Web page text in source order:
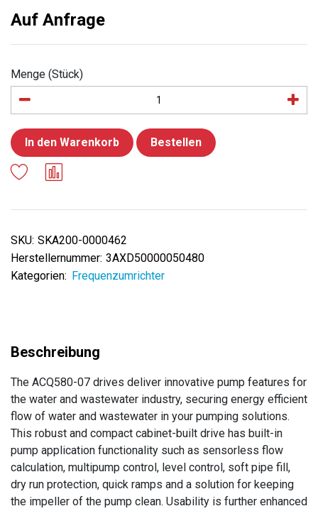
Auf Anfrage
Menge (Stück)
In den Warenkorb Bestellen
SKU: SKA200-0000462
Herstellernummer: 3AXD50000050480
Kategorien: Frequenzumrichter
The ACQ580-07 drives deliver innovative pump features for
the water and wastewater industry, securing energy efficient
flow of water and wastewater in your pumping solutions.
This robust and compact cabinet-built drive has built-in
pump application functionality such as sensorless flow
calculation, multipump control, level control, soft pipe fill,
dry run protection, quick ramps and a solution for keeping
the impeller of the pump clean. Usability is further enhanced